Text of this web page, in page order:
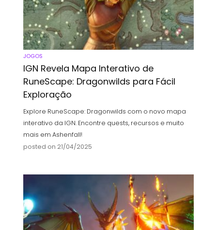
JOGOS
IGN Revela Mapa Interativo de
RuneScape: Dragonwilds para Fácil
Exploração
Explore RuneScape: Dragonwilds com o novo mapa
interativo da IGN. Encontre quests, recursos e muito
mais em Ashenfall!
posted on 21/04/2025